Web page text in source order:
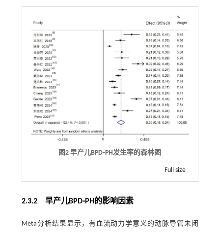
图2 早产儿BPD⁃PH发生率的森林图
Full size
2.3.2 早产儿BPD⁃PH的影响因素
Meta分析结果显示，有血流动力学意义的动脉导管未闭